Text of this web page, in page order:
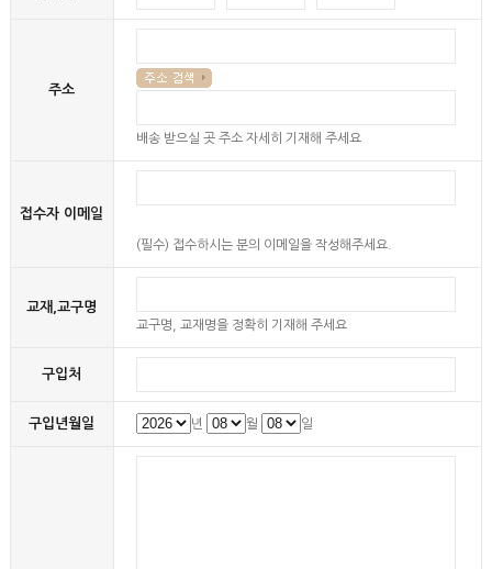
주소
배송 받으실 곳 주소 자세히 기재해 주세요
접수자 이메일
(필수) 접수하시는 분의 이메일을 작성해주세요.
교재,교구명
교구명, 교재명을 정확히 기재해 주세요
구입처
구입년월일 년 월 일